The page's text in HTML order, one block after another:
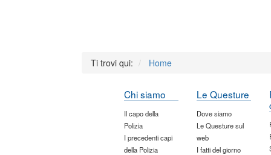
Ti trovi qui: Home
Chi siamo
Il capo della
Polizia
I precedenti capi
della Polizia
Le Questure
Dove siamo
Le Questure sul
web
I fatti del giorno